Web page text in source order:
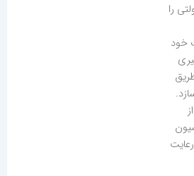
را
خود